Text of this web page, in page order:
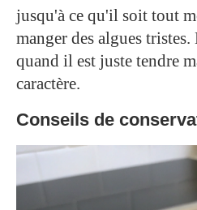
jusqu'à ce qu'il soit tout
manger des algues
quand il est juste tendre
caractère.
Conseils de